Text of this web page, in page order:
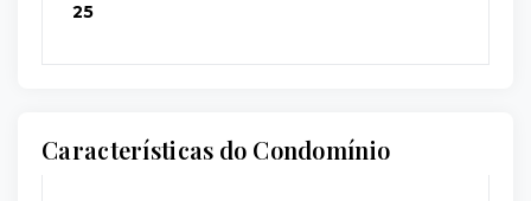
25
Características do Condomínio